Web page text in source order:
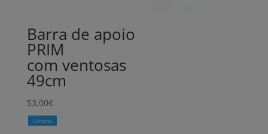
Barra de apoio
PRIM
com ventosas
49cm
53,00€
Comprar